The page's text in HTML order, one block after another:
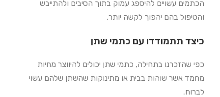
הכתמים עשויים להיספג עמוק בתוך הסיבים ולהתייבש
והטיפול בהם יהפוך לקשה יותר.
כיצד תתמודדו עם כתמי שתן
כפי שהזכרנו בתחילה, כתמי שתן יכולים להיווצר מחיות
מחמד אשר שוהות בבית או מתינוקות שהשתן שלהם עשוי
לברוח.